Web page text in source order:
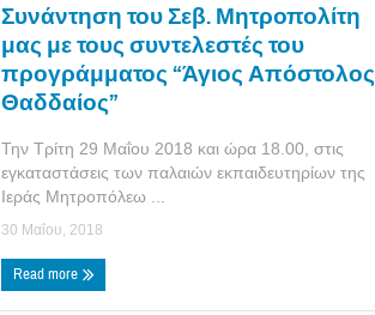
Συνάντηση του Σεβ. Μητροπολίτη
μας με τους συντελεστές του
προγράμματος “Άγιος Απόστολος
Θαδδαίος”
Την Τρίτη 29 Μαΐου 2018 και ώρα 18.00, στις
εγκαταστάσεις των παλαιών εκπαιδευτηρίων της
Ιεράς Μητροπόλεω ...
30 Μαΐου, 2018
Read more